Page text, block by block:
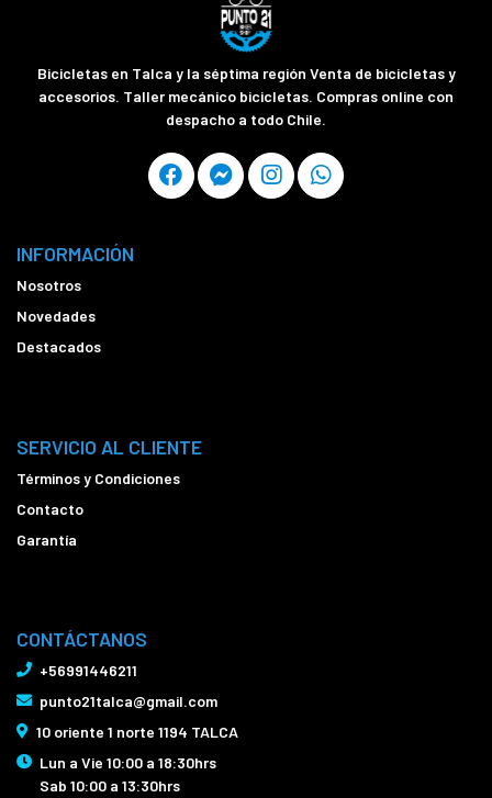
Bicicletas en Talca y la séptima región Venta de bicicletas y
accesorios. Taller mecánico bicicletas. Compras online con
despacho a todo Chile.
INFORMACIÓN
Nosotros
Novedades
Destacados
SERVICIO AL CLIENTE
Términos y Condiciones
Contacto
Garantía
CONTÁCTANOS
+56991446211
punto21talca@gmail.com
10 oriente 1 norte 1194 TALCA
Lun a Vie 10:00 a 18:30hrs
Sab 10:00 a 13:30hrs